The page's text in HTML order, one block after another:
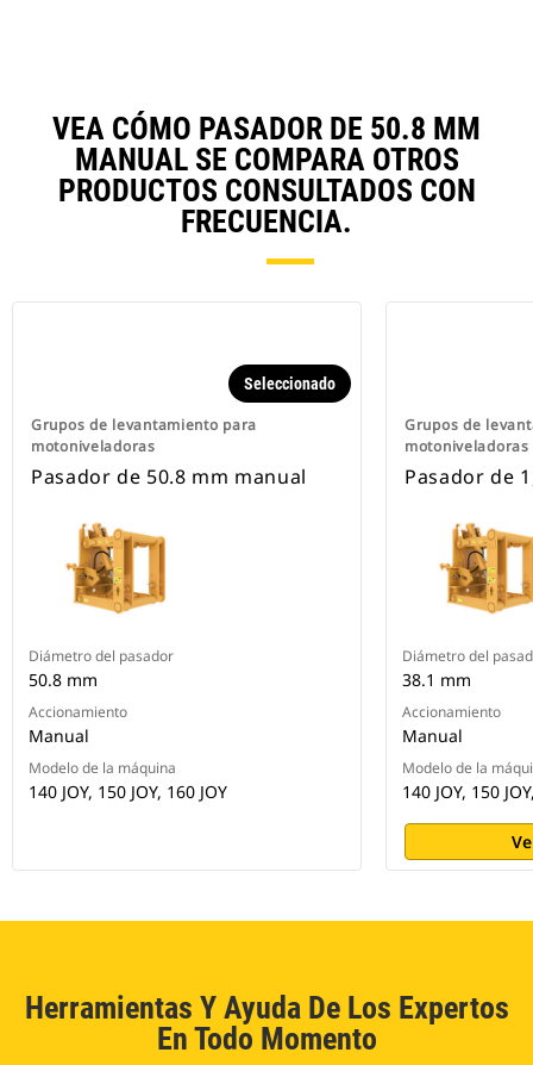
VEA CÓMO PASADOR DE 50.8 MM
MANUAL SE COMPARA OTROS
PRODUCTOS CONSULTADOS CON
FRECUENCIA.
Grupos de levantamiento para
motoniveladoras
Seleccionado
Pasador de 50.8 mm manual
Diámetro del pasador
50.8 mm
Accionamiento
Manual
Modelo de la máquina
140 JOY, 150 JOY, 160 JOY
Grupos de
motoniveladoras
Pasador de
Diámetro del
38.1 mm
Accionamiento
Manual
Modelo de la
140 JOY, 150
Herramientas Y Ayuda De Los Expertos
En Todo Momento